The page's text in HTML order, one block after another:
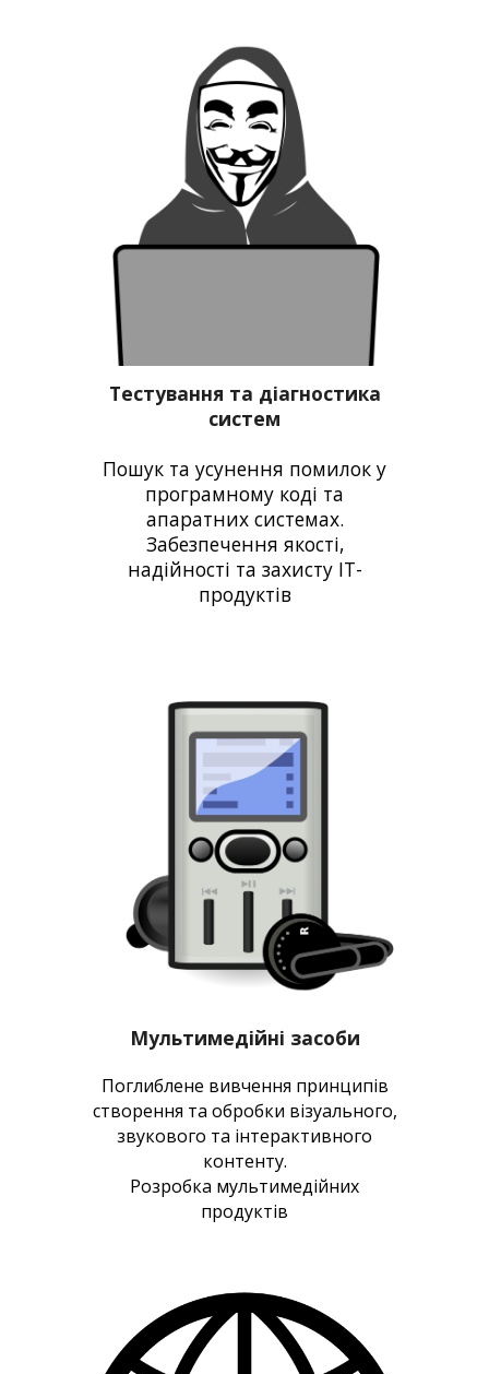
Тестування та діагностика
систем
Пошук та усунення помилок у
програмному коді та
апаратних системах.
Забезпечення якості,
надійності та захистуIT-
продуктів
Мультимедійні засоби
Поглиблене вивчення принципів
створення та обробки візуального,
звукового та інтерактивного
контенту.
Розробка мультимедійних
продуктів